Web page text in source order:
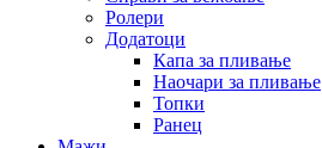
Ролери
Додатоци
Капа за пливање
Наочари за пливање
Топки
Ранец